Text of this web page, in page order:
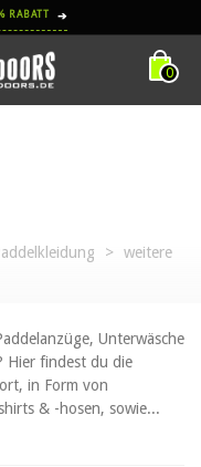
0
>
weitere
Unterwäsche
Hier findest du die
in Form von
& -hosen, sowie...